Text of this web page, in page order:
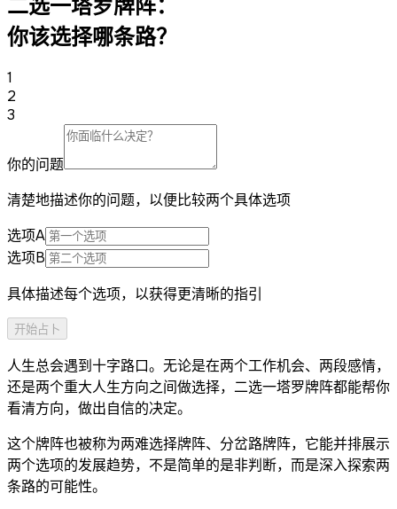
二选一塔罗牌阵：
你该选择哪条路？
1
2
3
你的问题
清楚地描述你的问题，以便比较两个具体选项
选项A
选项B
具体描述每个选项，以获得更清晰的指引
开始占卜
人生总会遇到十字路口。无论是在两个工作机会、两段感情，
还是两个重大人生方向之间做选择，二选一塔罗牌阵都能帮你
看清方向，做出自信的决定。
这个牌阵也被称为两难选择牌阵、分岔路牌阵，它能并排展示
两个选项的发展趋势，不是简单的是非判断，而是深入探索两
条路的可能性。